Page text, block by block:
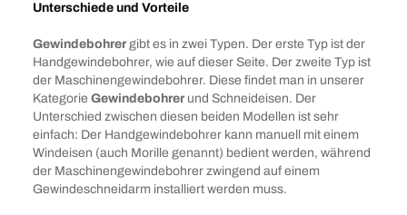
Unterschiede und Vorteile
Gewindebohrergibt es in zwei Typen. Der erste Typ ist der
Handgewindebohrer, wie auf dieser Seite. Der zweite Typ ist
der Maschinengewindebohrer. Diese findet man in unserer
Kategorie Gewindebohrerund Schneideisen. Der
Unterschied zwischen diesen beiden Modellen ist sehr
einfach: Der Handgewindebohrer kann manuell mit einem
Windeisen (auch Morille genannt) bedient werden, während
der Maschinengewindebohrer zwingend auf einem
Gewindeschneidarm installiert werden muss.